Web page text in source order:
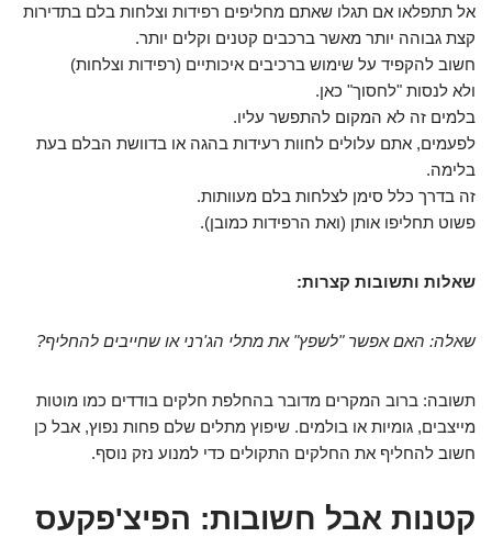
אל תתפלאו אם תגלו שאתם מחליפים רפידות וצלחות בלם בתדירות
קצת גבוהה יותר מאשר ברכבים קטנים וקלים יותר.
חשוב להקפיד על שימוש ברכיבים איכותיים (רפידות וצלחות)
ולא לנסות "לחסוך" כאן.
בלמים זה לא המקום להתפשר עליו.
לפעמים, אתם עלולים לחוות רעידות בהגה או בדוושת הבלם בעת
בלימה.
זה בדרך כלל סימן לצלחות בלם מעוותות.
פשוט תחליפו אותן (ואת הרפידות כמובן).
שאלות ותשובות קצרות:
שאלה: האם אפשר "לשפץ" את מתלי הג'רני או שחייבים להחליף?
תשובה: ברוב המקרים מדובר בהחלפת חלקים בודדים כמו מוטות
מייצבים, גומיות או בולמים. שיפוץ מתלים שלם פחות נפוץ, אבל כן
חשוב להחליף את החלקים התקולים כדי למנוע נזק נוסף.
קטנות אבל חשובות: הפיצ'פקעס